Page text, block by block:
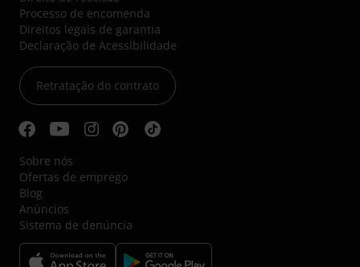
Processo de encomenda
Direitos legais de garantia
Declaração de Acessibilidade
Retratação do contrato
Sobre nós
Ofertas de emprego
Blog
Anúncios
Sistema de denúncia